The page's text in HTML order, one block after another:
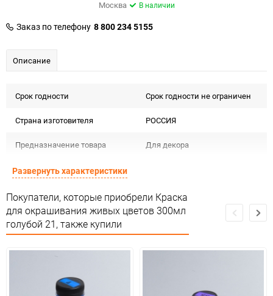
Москва В наличии
Заказ по телефону 8 800 234 5155
Описание
Срок годности Срок годности не ограничен
Страна изготовителя РОССИЯ
Предназначение товара Для декора
Сертификация
Особые условия Темп. хранения: +5 до +35 С .
Минимальное количество 1
Развернуть характеристики
Покупатели, которые приобрели Краска
для окрашивания живых цветов 300мл
голубой 21, также купили